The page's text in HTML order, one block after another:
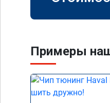
Примеры